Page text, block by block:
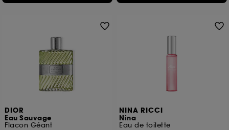
DIOR
Eau Sauvage
Flacon Géant
NINA RICCI
Nina
Eau de toilette